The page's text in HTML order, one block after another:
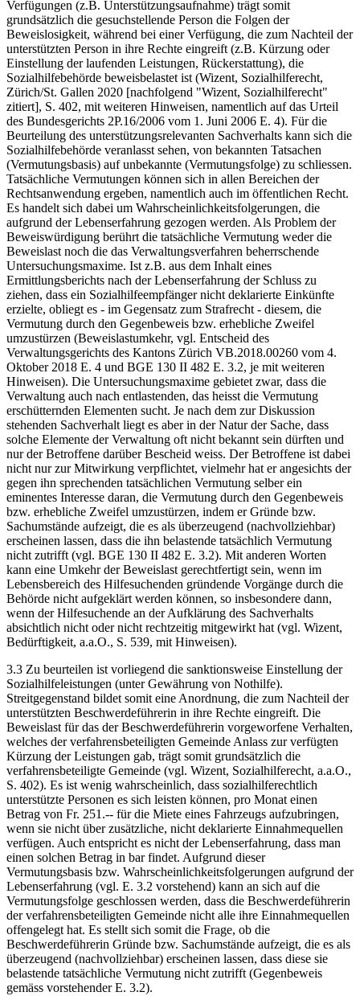
Verfügungen (z.B. Unterstützungsaufnahme) trägt somit
grundsätzlich die gesuchstellende Person die Folgen der
Beweislosigkeit, während bei einer Verfügung, die zum Nachteil der
unterstützten Person in ihre Rechte eingreift (z.B. Kürzung oder
Einstellung der laufenden Leistungen, Rückerstattung), die
Sozialhilfebehörde beweisbelastet ist (Wizent, Sozialhilferecht,
Zürich/St. Gallen 2020 [nachfolgend "Wizent, Sozialhilferecht"
zitiert], S. 402, mit weiteren Hinweisen, namentlich auf das Urteil
des Bundesgerichts 2P.16/2006 vom 1. Juni 2006 E. 4). Für die
Beurteilung des unterstützungsrelevanten Sachverhalts kann sich die
Sozialhilfebehörde veranlasst sehen, von bekannten Tatsachen
(Vermutungsbasis) auf unbekannte (Vermutungsfolge) zu schliessen.
Tatsächliche Vermutungen können sich in allen Bereichen der
Rechtsanwendung ergeben, namentlich auch im öffentlichen Recht.
Es handelt sich dabei um Wahrscheinlichkeitsfolgerungen, die
aufgrund der Lebenserfahrung gezogen werden. Als Problem der
Beweiswürdigung berührt die tatsächliche Vermutung weder die
Beweislast noch die das Verwaltungsverfahren beherrschende
Untersuchungsmaxime. Ist z.B. aus dem Inhalt eines
Ermittlungsberichts nach der Lebenserfahrung der Schluss zu
ziehen, dass ein Sozialhilfeempfänger nicht deklarierte Einkünfte
erzielte, obliegt es - im Gegensatz zum Strafrecht - diesem, die
Vermutung durch den Gegenbeweis bzw. erhebliche Zweifel
umzustürzen (Beweislastumkehr, vgl. Entscheid des
Verwaltungsgerichts des Kantons Zürich VB.2018.00260 vom 4.
Oktober 2018 E. 4 und BGE 130 II 482 E. 3.2, je mit weiteren
Hinweisen). Die Untersuchungsmaxime gebietet zwar, dass die
Verwaltung auch nach entlastenden, das heisst die Vermutung
erschütternden Elementen sucht. Je nach dem zur Diskussion
stehenden Sachverhalt liegt es aber in der Natur der Sache, dass
solche Elemente der Verwaltung oft nicht bekannt sein dürften und
nur der Betroffene darüber Bescheid weiss. Der Betroffene ist dabei
nicht nur zur Mitwirkung verpflichtet, vielmehr hat er angesichts der
gegen ihn sprechenden tatsächlichen Vermutung selber ein
eminentes Interesse daran, die Vermutung durch den Gegenbeweis
bzw. erhebliche Zweifel umzustürzen, indem er Gründe bzw.
Sachumstände aufzeigt, die es als überzeugend (nachvollziehbar)
erscheinen lassen, dass die ihn belastende tatsächlich Vermutung
nicht zutrifft (vgl. BGE 130 II 482 E. 3.2). Mit anderen Worten
kann eine Umkehr der Beweislast gerechtfertigt sein, wenn im
Lebensbereich des Hilfesuchenden gründende Vorgänge durch die
Behörde nicht aufgeklärt werden können, so insbesondere dann,
wenn der Hilfesuchende an der Aufklärung des Sachverhalts
absichtlich nicht oder nicht rechtzeitig mitgewirkt hat (vgl. Wizent,
Bedürftigkeit, a.a.O., S. 539, mit Hinweisen).
3.3 Zu beurteilen ist vorliegend die sanktionsweise Einstellung der
Sozialhilfeleistungen (unter Gewährung von Nothilfe).
Streitgegenstand bildet somit eine Anordnung, die zum Nachteil der
unterstützten Beschwerdeführerin in ihre Rechte eingreift. Die
Beweislast für das der Beschwerdeführerin vorgeworfene Verhalten,
welches der verfahrensbeteiligten Gemeinde Anlass zur verfügten
Kürzung der Leistungen gab, trägt somit grundsätzlich die
verfahrensbeteiligte Gemeinde (vgl. Wizent, Sozialhilferecht, a.a.O.,
S. 402). Es ist wenig wahrscheinlich, dass sozialhilferechtlich
unterstützte Personen es sich leisten können, pro Monat einen
Betrag von Fr. 251.-- für die Miete eines Fahrzeugs aufzubringen,
wenn sie nicht über zusätzliche, nicht deklarierte Einnahmequellen
verfügen. Auch entspricht es nicht der Lebenserfahrung, dass man
einen solchen Betrag in bar findet. Aufgrund dieser
Vermutungsbasis bzw. Wahrscheinlichkeitsfolgerungen aufgrund der
Lebenserfahrung (vgl. E. 3.2 vorstehend) kann an sich auf die
Vermutungsfolge geschlossen werden, dass die Beschwerdeführerin
der verfahrensbeteiligten Gemeinde nicht alle ihre Einnahmequellen
offengelegt hat. Es stellt sich somit die Frage, ob die
Beschwerdeführerin Gründe bzw. Sachumstände aufzeigt, die es als
überzeugend (nachvollziehbar) erscheinen lassen, dass diese sie
belastende tatsächliche Vermutung nicht zutrifft (Gegenbeweis
gemäss vorstehender E. 3.2).